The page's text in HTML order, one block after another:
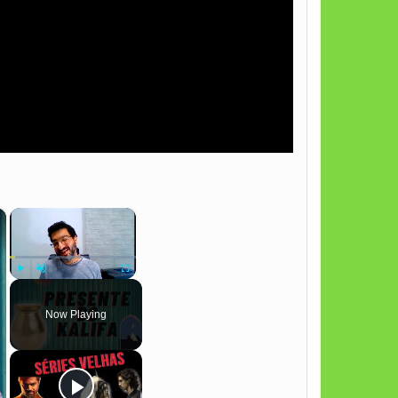
×
Unmute Fullscreen
Now Playing